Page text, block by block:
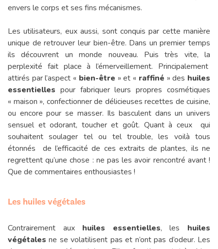
envers le corps et ses fins mécanismes.
Les utilisateurs, eux aussi, sont conquis par cette manière
unique de retrouver leur bien-être. Dans un premier temps
ils découvrent un monde nouveau. Puis très vite, la
perplexité fait place à l’émerveillement. Principalement
attirés par l’aspect « bien-être » et « raffiné » des huiles
essentielles pour fabriquer leurs propres cosmétiques
« maison », confectionner de délicieuses recettes de cuisine,
ou encore pour se masser. Ils basculent dans un univers
sensuel et odorant, toucher et goût. Quant à ceux qui
souhaitent soulager tel ou tel trouble, les voilà tous
étonnés de l’efficacité de ces extraits de plantes, ils ne
regrettent qu’une chose : ne pas les avoir rencontré avant !
Que de commentaires enthousiastes !
Les huiles végétales
Contrairement aux huiles essentielles, les huiles
végétales ne se volatilisent pas et n’ont pas d’odeur. Les